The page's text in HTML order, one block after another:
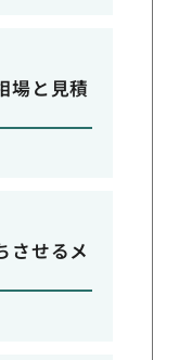
場と見積
させるメ